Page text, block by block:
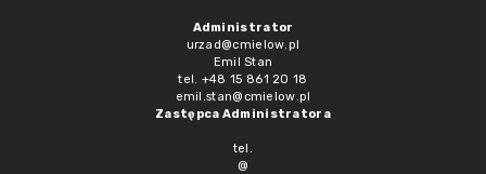
Administrator
urzad@cmielow.pl
Emil Stan
tel. +48 15 861 20 18
emil.stan@cmielow.pl
Zastępca Administratora
tel.
@